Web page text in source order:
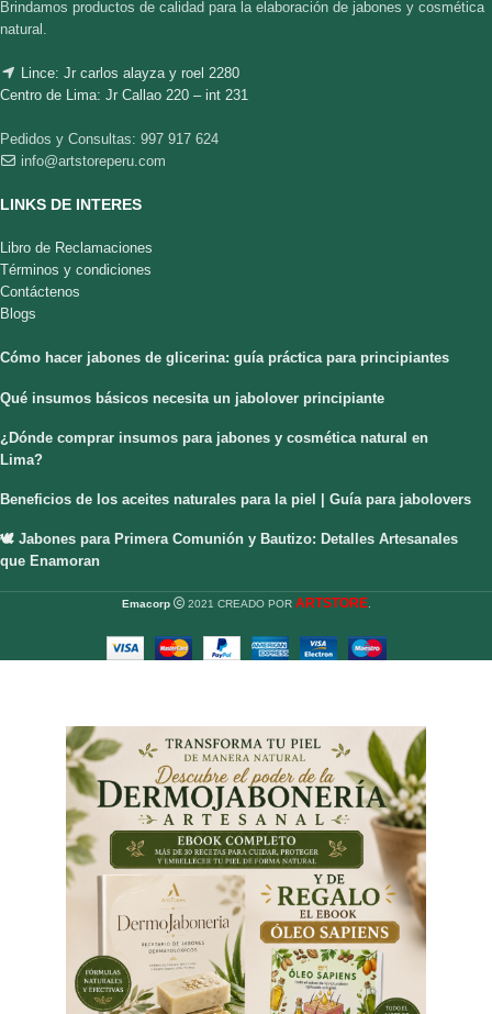
Brindamos productos de calidad para la elaboración de jabones y cosmética
natural.
Lince: Jr carlos alayza y roel 2280
Centro de Lima: Jr Callao 220 – int 231
Pedidos y Consultas: 997 917 624
info@artstoreperu.com
LINKS DE INTERES
Libro de Reclamaciones
Términos y condiciones
Contáctenos
Blogs
Cómo hacer jabones de glicerina: guía práctica para principiantes
Qué insumos básicos necesita un jabolover principiante
¿Dónde comprar insumos para jabones y cosmética natural en
Lima?
Beneficios de los aceites naturales para la piel | Guía para jabolovers
🕊️ Jabones para Primera Comunión y Bautizo: Detalles Artesanales
que Enamoran
Emacorp 2021 CREADO POR ARTSTORE.